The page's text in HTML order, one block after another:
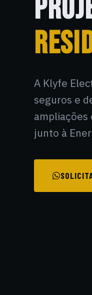
A Klyfe
seguros e
ampliações
junto à